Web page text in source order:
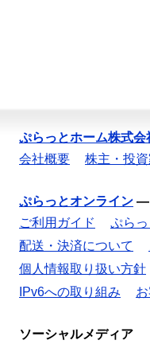
ぷらっとホーム株式会
会社概要
株主・投
ぷらっとオンライン —
ご利用ガイド
ぷら
配送・決済について
個人情報取り扱い方針
IPv6への取り組み
ソーシャルメディア